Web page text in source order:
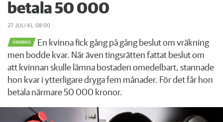
betala 50 000
27 JULI KL 08:00
ÖREBRO
En kvinna fick gång på gång beslut om vräkning
men bodde kvar. När även tingsrätten fattat beslut om
att kvinnan skulle lämna bostaden omedelbart, stannade
hon kvar i ytterligare dryga fem månader. För det får hon
betala närmare 50 000 kronor.